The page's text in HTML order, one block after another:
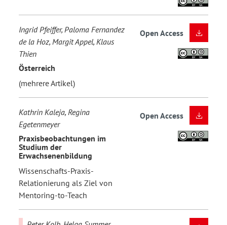
Ingrid Pfeiffer, Paloma Fernandez
de la Hoz, Margit Appel, Klaus
Thien
Österreich
(mehrere Artikel)
Open Access
Kathrin Kaleja, Regina
Egetenmeyer
Praxisbeobachtungen im
Studium der
Erwachsenenbildung
Wissenschafts-Praxis-
Relationierung als Ziel von
Mentoring-to-Teach
Open Access